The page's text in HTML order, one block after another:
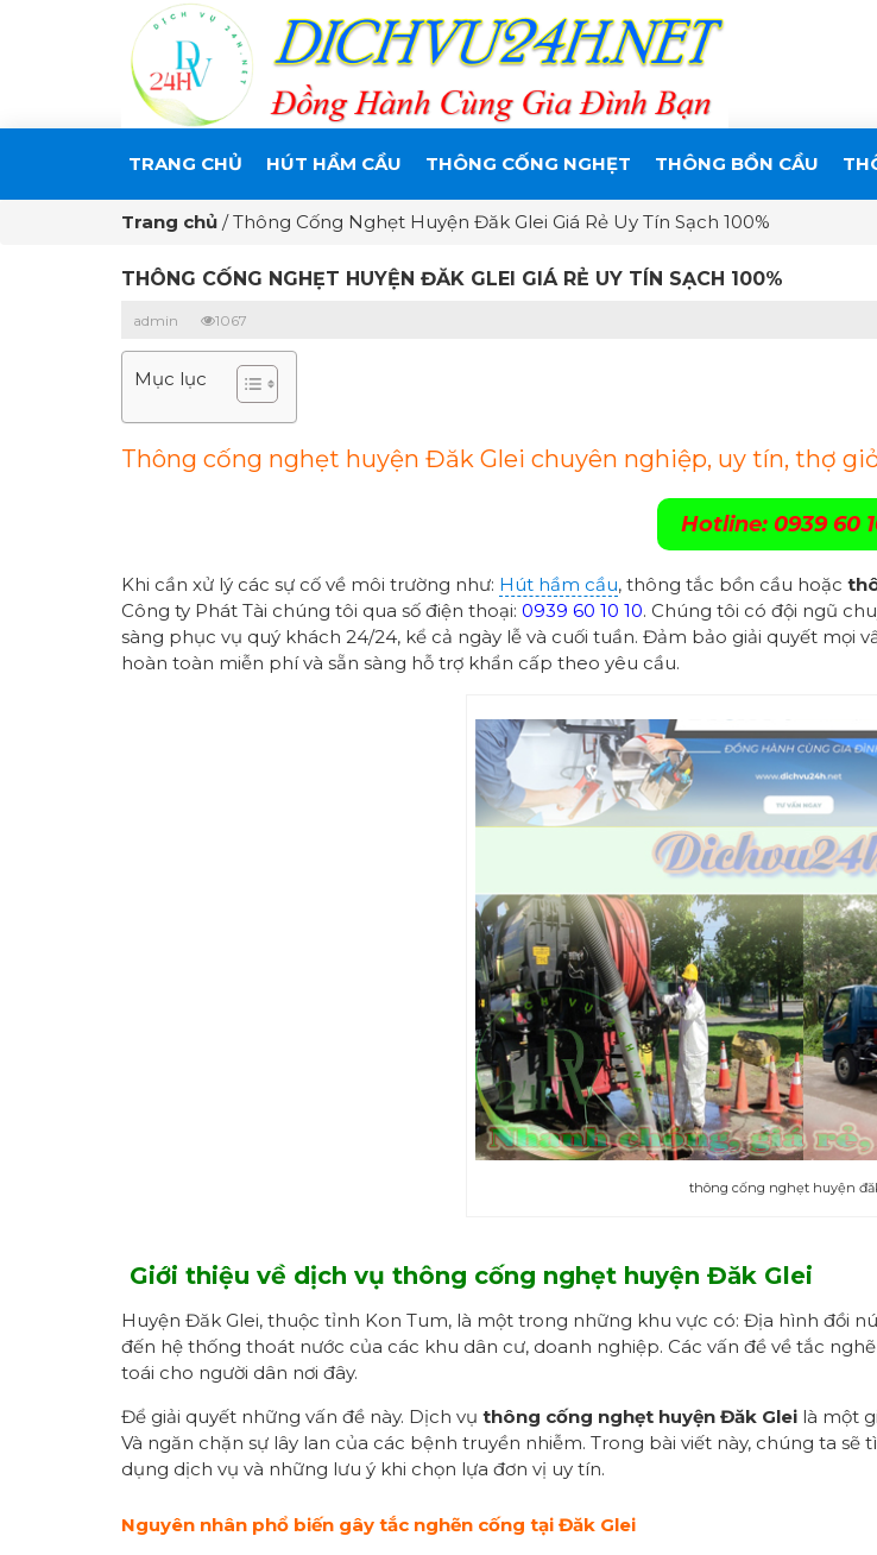
TRANG CHỦ HÚT HẦM CẦU THÔNG CỐNG NGHẸT THÔNG BỒN CẦU
Trang chủ /Thông Cống Nghẹt Huyện Đăk Glei Giá Rẻ Uy Tín Sạch 100%
THÔNG CỐNG NGHẸT HUYỆN ĐĂK GLEI GIÁ RẺ UY TÍN SẠCH 100%
admin 1067
Mục lục
Thông cống nghẹt huyện Đăk Glei chuyên nghiệp, uy tín, thợ
Hotline: 0939 60
Khi cần xử lý các sự cố về môi trường như: Hút hầm cầu, thông tắc bồn cầu hoặc
Công ty Phát Tài chúng tôi qua số điện thoại: 0939 60 10 10. Chúng tôi có đội ngũ
sàng phục vụ quý khách 24/24, kể cả ngày lễ và cuối tuần. Đảm bảo giải quyết mọi
hoàn toàn miễn phí và sẵn sàng hỗ trợ khẩn cấp theo yêu cầu.
thông cống nghẹt huyện
Giới thiệu về dịch vụ thông cống nghẹt huyện Đăk Glei
Huyện Đăk Glei, thuộc tỉnh Kon Tum, là một trong những khu vực có: Địa hình đồi
đến hệ thống thoát nước của các khu dân cư, doanh nghiệp. Các vấn đề về tắc
toái cho người dân nơi đây.
Để giải quyết những vấn đề này. Dịch vụ thông cống nghẹt huyện Đăk Glei là một
Và ngăn chặn sự lây lan của các bệnh truyền nhiễm. Trong bài viết này, chúng ta
dụng dịch vụ và những lưu ý khi chọn lựa đơn vị uy tín.
Nguyên nhân phổ biến gây tắc nghẽn cống tại Đăk Glei